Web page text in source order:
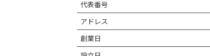
代表番号
アドレス
創業日